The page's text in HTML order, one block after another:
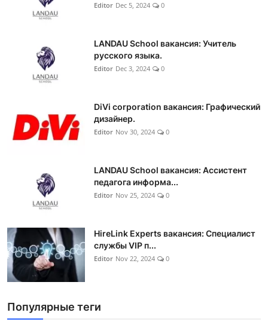
Editor Dec 5, 2024 0
LANDAU School вакансия: Учитель
русского языка.
Editor Dec 3, 2024 0
DiVi corporation вакансия: Графический
дизайнер.
Editor Nov 30, 2024 0
LANDAU School вакансия: Ассистент
педагога информа...
Editor Nov 25, 2024 0
HireLink Experts вакансия: Специалист
службы VIP п...
Editor Nov 22, 2024 0
Популярные теги